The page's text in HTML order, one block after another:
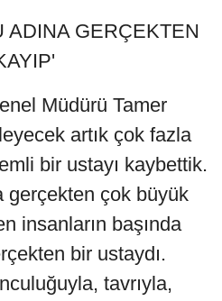
ADINA GERÇEKTEN
Müdürü Tamer
artık çok fazla
bir ustayı kaybettik.
gerçekten çok büyük
insanların başında
bir ustaydı.
tavrıyla,